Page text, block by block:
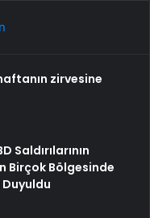
zirvesine
Saldırılarının
Birçok Bölgesinde